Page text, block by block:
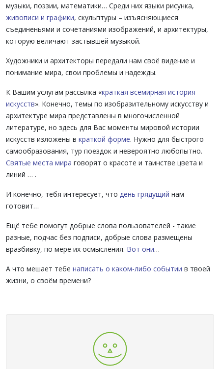
музыки, поэзии, математики… Среди них языки рисунка,
живописи и графики, скульптуры – изъясняющиеся
съединеньями и сочетаниями изображений, и архитектуры,
которую величают застывшей музыкой.
Художники и архитекторы передали нам своё видение и
понимание мира, свои проблемы и надежды.
К Вашим услугам рассылка «краткая всемирная история
искусств». Конечно, темы по изобразительному искусству и
архитектуре мира представлены в многочисленной
литературе, но здесь для Вас моменты мировой истории
искусств изложены в краткой форме. Нужно для быстрого
самообразования, тур поездок и невероятно любопытно.
Святые места мира говорят о красоте и таинстве цвета и
линий … .
И конечно, тебя интересует, что день грядущий нам
готовит…
Ещё тебе помогут добрые слова пользователей - такие
разные, подчас без подписи, добрые слова размещены
вразбивку, по мере их осмысления. Вот они…
А что мешает тебе написать о каком-либо событии в твоей
жизни, о своём времени?